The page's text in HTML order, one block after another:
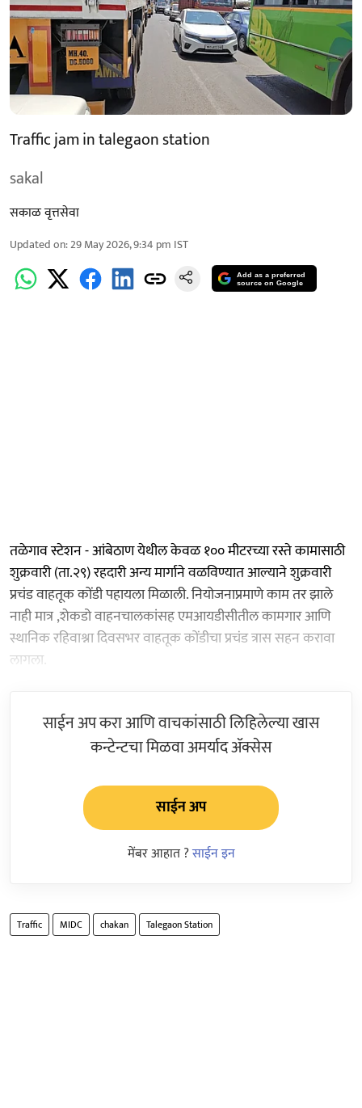
Traffic jam in talegaon station
sakal
सकाळ वृत्तसेवा
Updated on:29 May 2026, 9:34 pm IST
Add as a preferred
source on Google
तळेगाव स्टेशन - आंबेठाण येथील केवळ १०० मीटरच्या रस्ते कामासाठी
शुक्रवारी (ता.२९) रहदारी अन्य मार्गाने वळविण्यात आल्याने शुक्रवारी
प्रचंड वाहतूक कोंडी पहायला मिळाली. नियोजनाप्रमाणे काम तर झाले
नाही मात्र ,शेकडो वाहनचालकांसह एमआयडीसीतील कामगार आणि
स्थानिक रहिवाश्ना दिवसभर वाहतूक कोंडीचा प्रचंड त्रास सहन करावा
लागला.
साईन अप करा आणि वाचकांसाठी लिहिलेल्या खास
कन्टेन्टचा मिळवा अमर्याद ॲक्सेस
साईन अप
मेंबर आहात ?साईन इन
Traffic MIDC chakan Talegaon Station